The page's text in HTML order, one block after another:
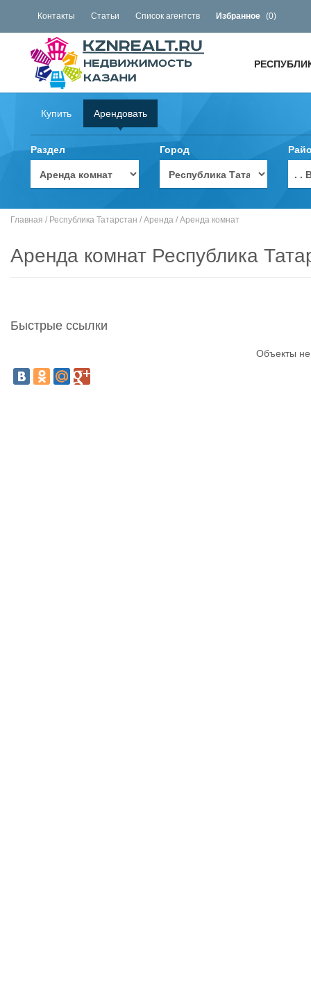
Контакты Статьи Список агентств Избранное (0)
Купить Арендовать
Раздел Город
. .
Главная / Республика Татарстан / Аренда / Аренда комнат
Аренда комнат Республика
Быстрые ссылки
Объекты